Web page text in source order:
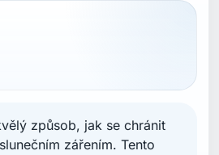
způsob, jak se chránit
zářením. Tento